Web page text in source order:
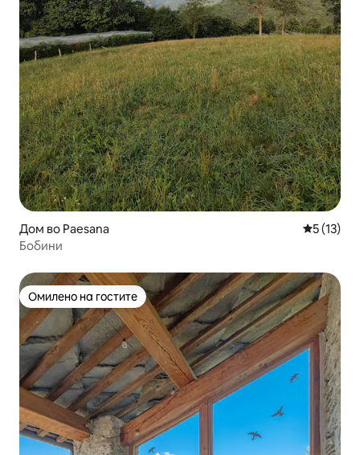
Дом во Paesana
5 (13)
Бобини
Омилено на гостите
Омилено на гостите